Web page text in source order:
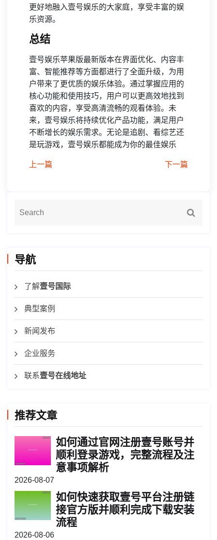
更好地融入壹号娱乐的大家庭，享受丰富的娱
乐资源。
总结
壹号娱乐苹果版最新版本在界面优化、内容丰
富、智能推荐等方面都进行了全面升级，为用
户带来了更优质的娱乐体验。通过掌握应用的
核心功能和使用技巧，用户可以更高效地找到
喜欢的内容，享受高清流畅的观看体验。未
来，壹号娱乐将持续优化产品功能，满足用户
不断增长的娱乐需求。无论是追剧、看综艺还
是玩游戏，壹号娱乐都能成为你的最佳娱乐
上一篇 下一篇
导航
了解壹号国际
典型案例
新闻发布
企业服务
联系壹号在线地址
推荐文章
如何通过官网注册壹号账号并
顺利登录游戏，完整流程及注
意事项解析
2026-08-07
如何快速获取壹号平台注册链
接官方版并顺利完成下载安装
流程
2026-08-06